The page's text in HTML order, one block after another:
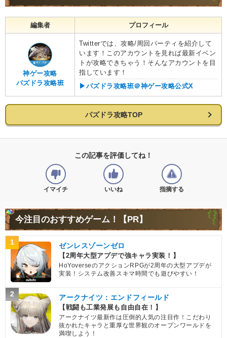
編集者 プロフィール
神ゲー攻略
パズドラ攻略班
Twitterでは、攻略/周回パーティを紹介して
います！このアカウントを見れば最新イベン
トが攻略できちゃう！そんなアカウントを目
指しています！
▶︎パズドラ攻略班＠神ゲー攻略公式X
パズドラ攻略TOP
この記事を評価してね！
イマイチ いいね 指摘する
今注目のおすすめゲーム！【PR】
1 ゼンレスゾーンゼロ
【2周年大型アプデで強キャラ実装！】
HoYoverseのアクションRPGが2周年の大型アプデが
実装！システム改善スキマ時間でも遊びやすい！
2 アークナイツ：エンドフィールド
【戦闘も工業発展も自由自在！】
アークナイツ最新作は圧倒的人気の注目作！こだわり
抜かれたキャラと重厚な世界観のオープンワールドを
満喫しよう！